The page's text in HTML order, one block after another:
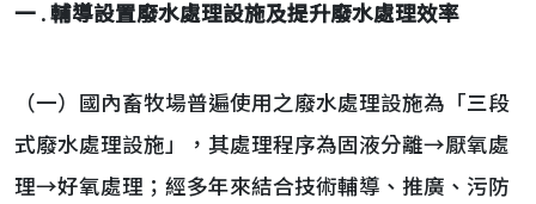
一 . 輔導設置廢水處理設施及提升廢水處理效率
（一）國內畜牧場普遍使用之廢水處理設施為「三段
式廢水處理設施」，其處理程序為固液分離→厭氧處
理→好氧處理；經多年來結合技術輔導、推廣、污防